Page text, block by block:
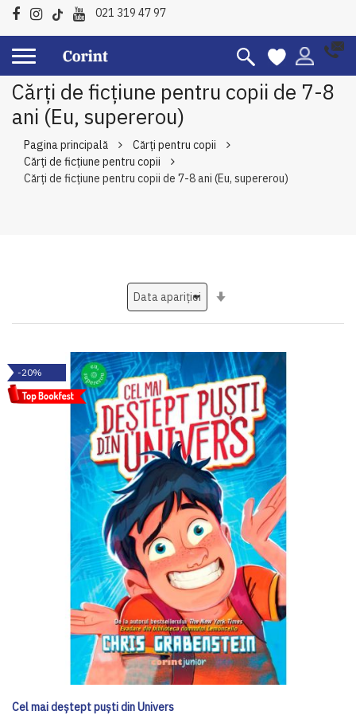
021 319 47 97
Cărți de ficțiune pentru copii de 7-8
ani (Eu, supererou)
Pagina principală
Cărți pentru copii
Cărți de ficțiune pentru copii
Cărți de ficțiune pentru copii de 7-8 ani (Eu, supererou)
-20%
Cel mai deștept puști din Univers